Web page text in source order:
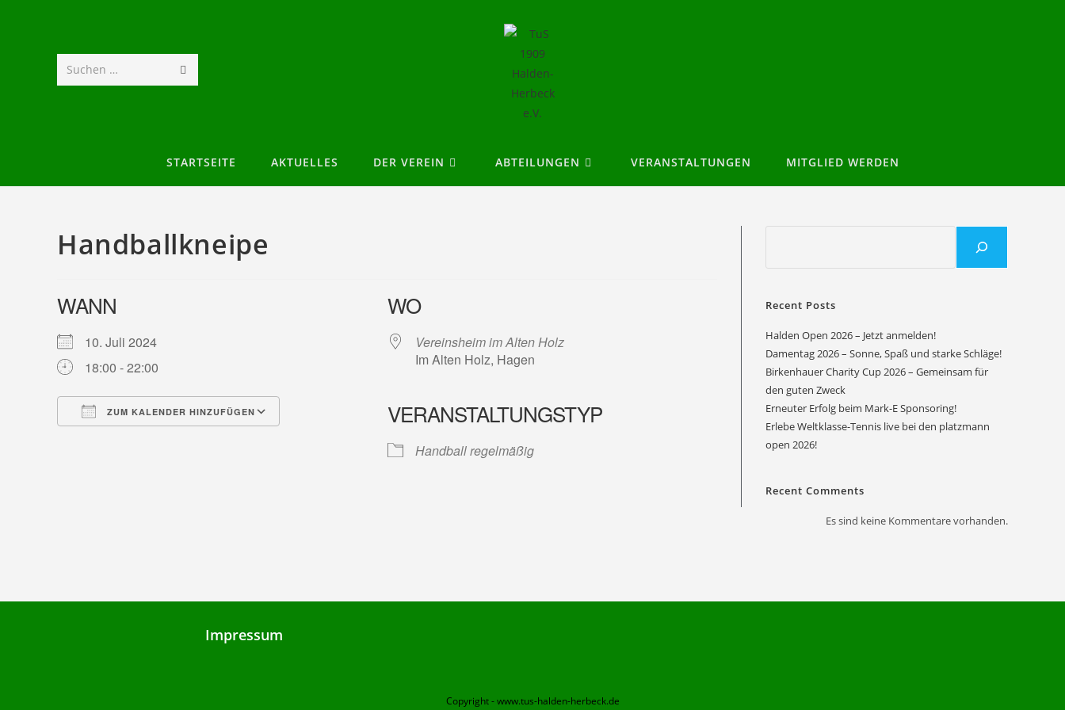
Suchen …
STARTSEITE AKTUELLES DER VEREIN ABTEILUNGEN VERANSTALTUNGEN MITGLIED WERDEN
Handballkneipe
WANN
10. Juli 2024
18:00 - 22:00
ZUM KALENDER HINZUFÜGEN
Google Kalender Office 365
WO
Vereinsheim im Alten Holz
Im Alten Holz, Hagen
VERANSTALTUNGSTYP
Handball regelmäßig
Recent Posts
Halden Open 2026 – Jetzt anmelden!
Damentag 2026 – Sonne, Spaß und starke Schläge!
Birkenhauer Charity Cup 2026 – Gemeinsam für
den guten Zweck
Erneuter Erfolg beim Mark-E Sponsoring!
Erlebe Weltklasse-Tennis live bei den platzmann
open 2026!
Recent Comments
Es sind keine Kommentare vorhanden.
Impressum
Copyright - www.tus-halden-herbeck.de